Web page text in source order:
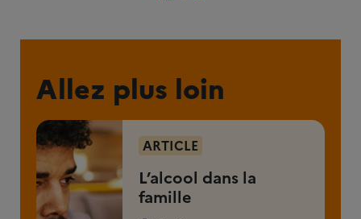
Allez plus loin
ARTICLE
L’alcool dans la
famille